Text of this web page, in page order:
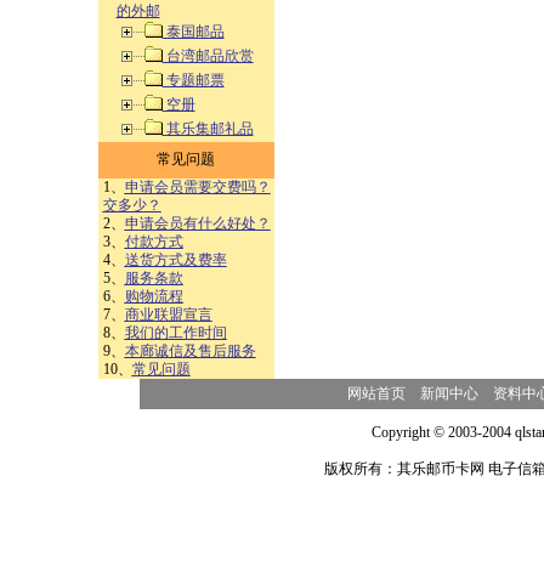
的外邮
泰国邮品
台湾邮品欣赏
专题邮票
空册
其乐集邮礼品
常见问题
1、 申请会员需要交费吗？
交多少？
2、 申请会员有什么好处？
3、 付款方式
4、 送货方式及费率
5、
服务条款
6、
购物流程
7、 商业联盟宣言
8、 我们的工作时间
9、 本廊诚信及售后服务
10、 常见问题
网站首页 新闻中心 资料中
Copyright © 2003-2004
版权所有：其乐邮币卡网 电子信